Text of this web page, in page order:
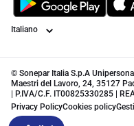
Lingua
© Sonepar Italia S.p.A
Maestri del Lavoro, 24, 35127
| P.IVA/C.F. IT00825330285 |
Privacy PolicyCookies policy